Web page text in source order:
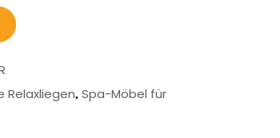
Relaxliegen, Spa-Möbel für